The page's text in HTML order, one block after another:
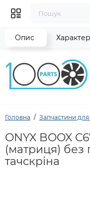
Головна Запчастини
ONYX BOOX
(матриця) без
тачскріна
Опис